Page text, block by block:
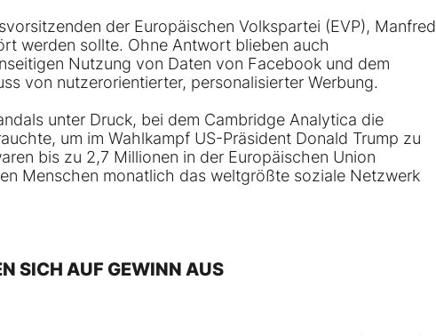
der Europäischen Volkspartei (EVP), Manfred
werden sollte. Ohne Antwort blieben auch
Nutzung von Daten von Facebook und dem
von nutzerorientierter, personalisierter Werbung.
unter Druck, bei dem Cambridge Analytica die
um im Wahlkampf US-Präsident Donald Trump zu
bis zu 2,7 Millionen in der Europäischen Union
Menschen monatlich das weltgrößte soziale Netzwerk
SICH AUF GEWINN AUS